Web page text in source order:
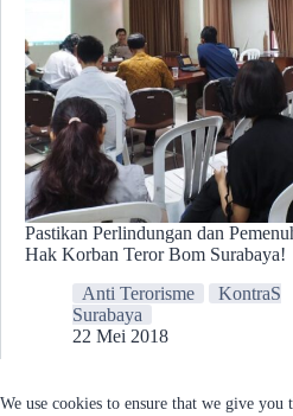
We use cookies to ensure that we give you
Pastikan Perlindungan dan
Hak Korban Teror Bom Surabaya!
Anti Terorisme
KontraS
Surabaya
22 Mei 2018